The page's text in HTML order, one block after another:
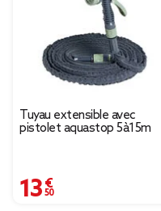
Tuyau extensible avec
pistolet aquastop 5à15m
13,50 €